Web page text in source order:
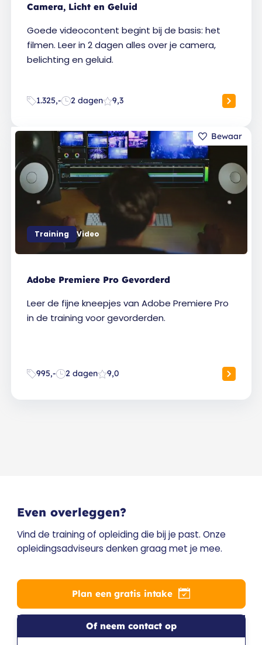
Camera, Licht en Geluid
Goede videocontent begint bij de basis: het
filmen. Leer in 2 dagen alles over je camera,
belichting en geluid.
1.325,- 2 dagen 9,3
Training Video
Adobe Premiere Pro Gevorderd
Leer de fijne kneepjes van Adobe Premiere Pro
in de training voor gevorderden.
995,- 2 dagen 9,0
Even overleggen?
Vind de training of opleiding die bij je past. Onze
opleidingsadviseurs denken graag met je mee.
Plan een gratis intake
Of neem contact op